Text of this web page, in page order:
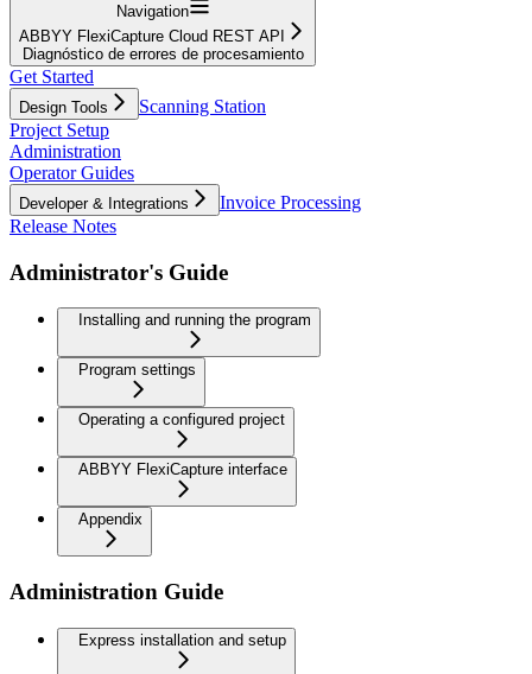
Navigation
ABBYY FlexiCapture Cloud REST API
Diagnóstico de errores de procesamiento
Get Started
Design Tools
Scanning Station
Project Setup
Administration
Operator Guides
Developer & Integrations
Invoice Processing
Release Notes
Administrator's Guide
Installing and running the program
Program settings
Operating a configured project
ABBYY FlexiCapture interface
Appendix
Administration Guide
Express installation and setup